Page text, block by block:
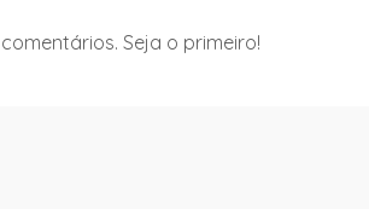
Seja o primeiro!